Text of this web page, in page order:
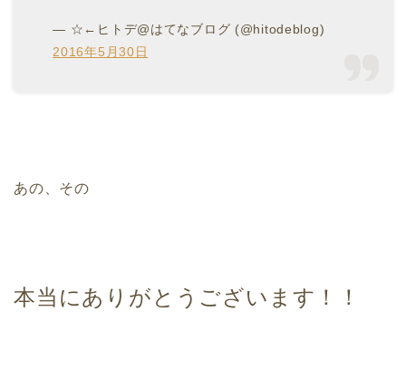
— ☆←ヒトデ@はてなブログ (@hitodeblog)
2016年5月30日
あの、その
本当にありがとうございます！！